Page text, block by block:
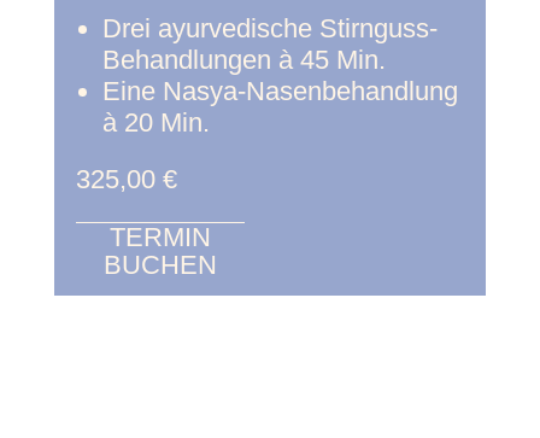
Drei ayurvedische Stirnguss-
Behandlungen à 45 Min.
Eine Nasya-Nasenbehandlung
à 20 Min.
325,00 €
TERMIN
BUCHEN